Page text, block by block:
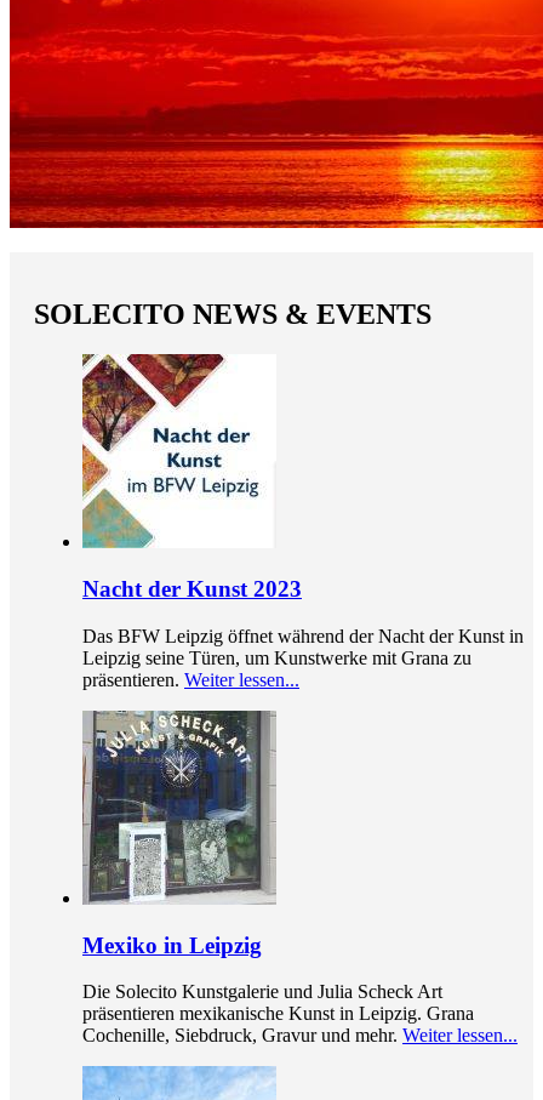
SOLECITO NEWS & EVENTS
Nacht der Kunst 2023
Das BFW Leipzig öffnet während der Nacht der Kunst in
Leipzig seine Türen, um Kunstwerke mit Grana zu
präsentieren. Weiter lessen...
Mexiko in Leipzig
Die Solecito Kunstgalerie und Julia Scheck Art
präsentieren mexikanische Kunst in Leipzig. Grana
Cochenille, Siebdruck, Gravur und mehr. Weiter lessen...